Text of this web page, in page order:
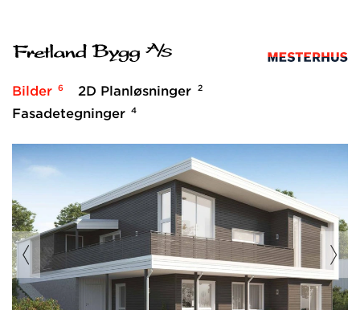
Bilder 6 2D Planløsninger 2
Fasadetegninger 4